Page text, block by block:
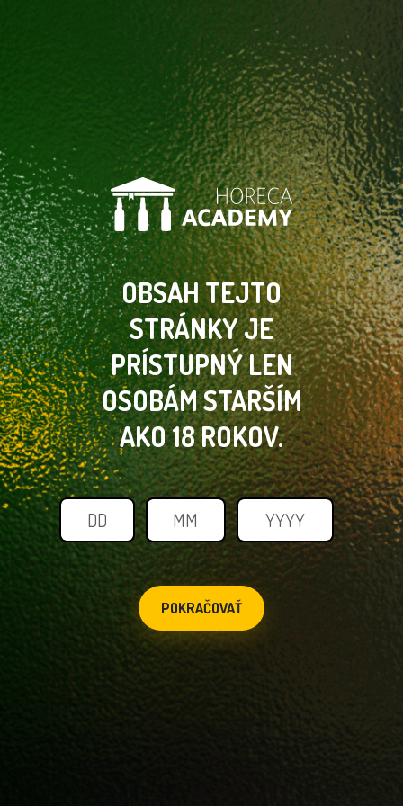
OBSAH TEJTO
STRÁNKYJE
PRÍSTUPNÝ LEN
OSOBÁMSTARŠÍM
AKO 18 ROKOV.
POKRAČOVAŤ